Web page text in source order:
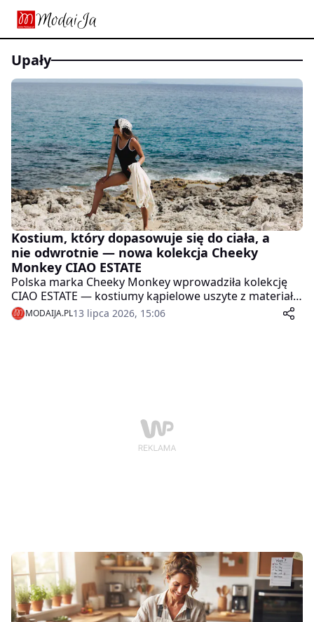
upały
Kostium, który dopasowuje się do ciała, a
nie odwrotnie — nowa kolekcja Cheeky
Monkey CIAO ESTATE
Polska marka Cheeky Monkey wprowadziła kolekcję
CIAO ESTATE — kostiumy kąpielowe uszyte z materiału
CRINKLE RECYCLED, tkaniny z nylonu pochodzącego z
recyklingu, która dopasowuje się do różnych proporcji
MODAIJA.PL13 lipca 2026, 15:06